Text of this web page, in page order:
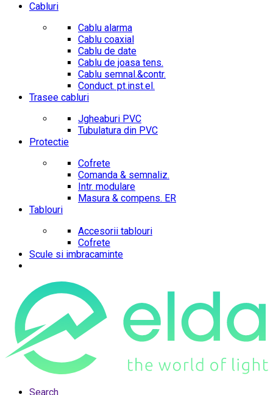
Cabluri
Cablu alarma
Cablu coaxial
Cablu de date
Cablu de joasa tens.
Cablu semnal.&contr.
Conduct. pt.inst.el.
Trasee cabluri
Jgheaburi PVC
Tubulatura din PVC
Protectie
Cofrete
Comanda & semnaliz.
Intr. modulare
Masura & compens. ER
Tablouri
Accesorii tablouri
Cofrete
Scule si imbracaminte
Search